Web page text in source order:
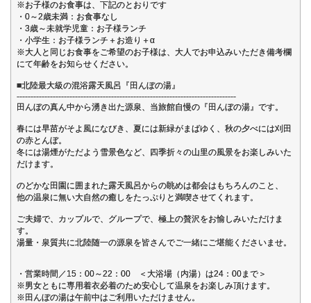
※お子様のお食事は、下記のとおりです
・0～2歳未満：お食事なし
・3歳～未就学児童：お子様ランチ
・小学生：お子様ランチ＋お造り＋α
※大人と同じお食事をご希望のお子様は、大人でお申込みいただき備考欄
にて年齢をお知らせください。
■北陸最大級の混浴露天風呂『田んぼの湯』
-------------------------------------------------------------------------------
田んぼの真ん中から湧き出た源泉、当旅館自慢の『田んぼの湯』です。
春には早苗がそよ風になびき、夏には新緑がまばゆく、秋の夕べには刈田
の赤とんぼ。
冬には湯煙がただよう雪景色など、四季折々の山里の風景をお楽しみいた
だけます。
のどかな田園に囲まれた露天風呂からの眺めは都会はもちろんのこと、
他の温泉に無い大自然の癒しをたっぷりと満喫させてくれます。
ご夫婦で、カップルで、グループで、極上の贅沢をお愉しみいただけま
す。
湯量・泉質共に北陸随一の源泉を皆さんでご一緒にご堪能くださいませ。
・営業時間／15：00～22：00 ＜大浴場（内湯）は24：00まで＞
※男女ともに専用着衣必着のため安心して温泉をお楽しみ頂けます。
※田んぼの湯は午前中はご利用いただけません。